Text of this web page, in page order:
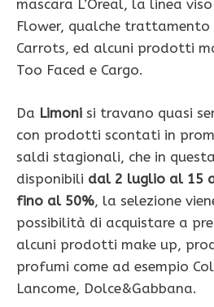
mascara L’Oreal, la linea
Flower, qualche trattamento
Carrots, ed alcuni prodotti
Too Faced e Cargo.
Da Limoni si travano quasi
con prodotti scontati in
saldi stagionali, che in
disponibili dal 2 luglio al 15
fino al 50%, la selezione
possibilità di acquistare a
alcuni prodotti make up,
profumi come ad esempio
Lancome, Dolce&Gabbana.